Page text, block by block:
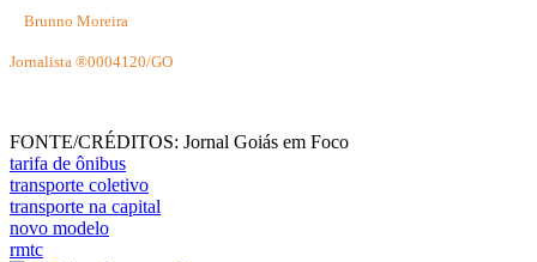
Brunno Moreira
Jornalista ®0004120/GO
FONTE/CRÉDITOS: Jornal Goiás em Foco
tarifa de ônibus
transporte coletivo
transporte na capital
novo modelo
rmtc